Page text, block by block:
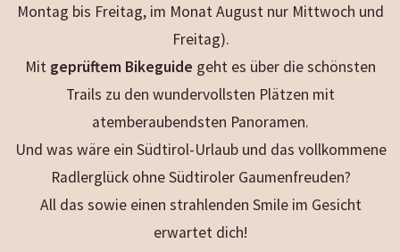
Montag bis Freitag, im Monat August nur Mittwoch und
Freitag).
Mit geprüftem Bikeguide geht es über die schönsten
Trails zu den wundervollsten Plätzen mit
atemberaubendsten Panoramen.
Und was wäre ein Südtirol-Urlaub und das vollkommene
Radlerglück ohne Südtiroler Gaumenfreuden?
All das sowie einen strahlenden Smile im Gesicht
erwartet dich!